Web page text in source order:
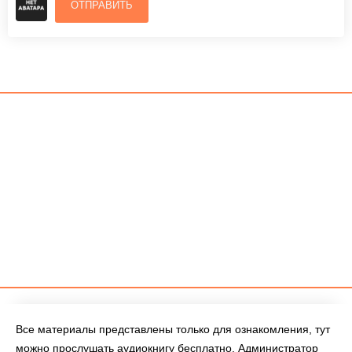
ОТПРАВИТЬ
Все материалы представлены только для ознакомления, тут
можно прослушать аудиокнигу бесплатно. Администратор